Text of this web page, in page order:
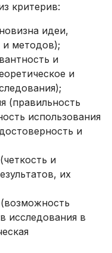
критерив:
идеи,
и методов);
и
и
(правильность
использования
и
и
их
исследования в